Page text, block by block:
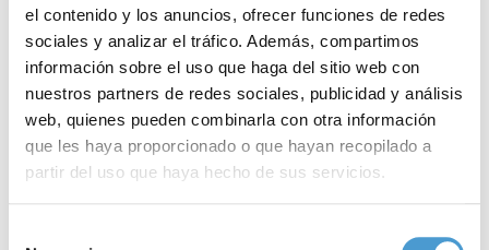
el contenido y los anuncios, ofrecer funciones de redes
sociales y analizar el tráfico. Además, compartimos
información sobre el uso que haga del sitio web con
nuestros partners de redes sociales, publicidad y análisis
web, quienes pueden combinarla con otra información
que les haya proporcionado o que hayan recopilado a
partir del uso que haya hecho de sus servicios.
incluyannuevos ítemsde artículos y productos que no están en
la norma básica, así como que mejoren las condiciones de
accesoa los mismos.
Como concluye el CERMI, “la prestación ortoprotésica del SNS
fue revisada a comienzos de este año, introduciéndose cerca de